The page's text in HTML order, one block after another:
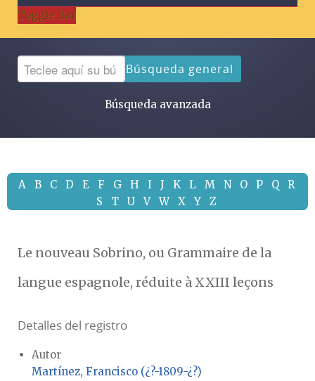
Toggle Bar
Búsqueda general
Búsqueda avanzada
A B C D E F G H I J K L M N O P Q
R
S
T U V W X Y Z
Le nouveau Sobrino, ou Grammaire de la
langue espagnole, réduite à XXIII leçons
Detalles del registro
Autor
Martínez, Francisco (¿?-1809-¿?)